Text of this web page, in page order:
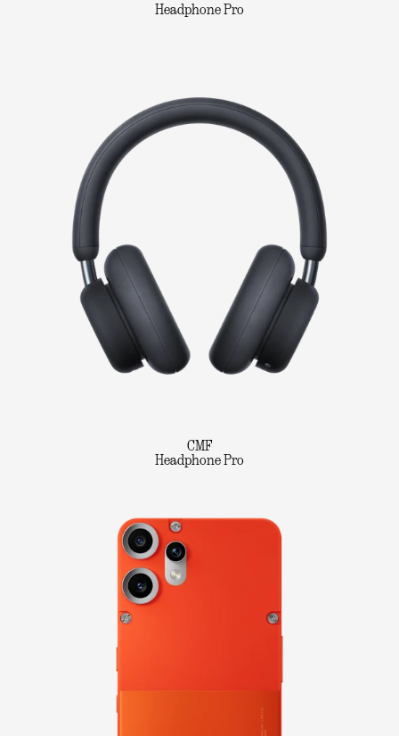
Headphone Pro
CMF
Headphone Pro